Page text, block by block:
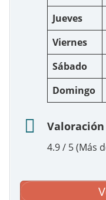
Jueves
Viernes
Sábado
Domingo
4.9 / 5 (Más